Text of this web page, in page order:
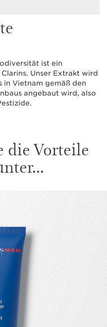
ist ein
Unser Extrakt wird
in Vietnam gemäß den
angebaut wird, also
die Vorteile